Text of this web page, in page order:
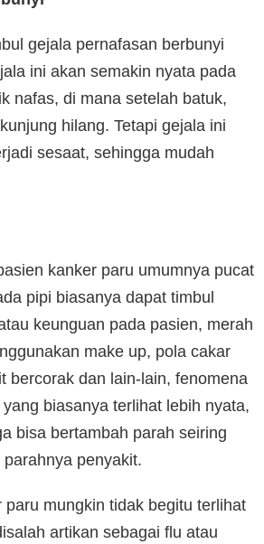
gejala pernafasan berbunyi
ini akan semakin nyata pada
nafas, di mana setelah batuk,
hilang. Tetapi gejala ini
sesaat, sehingga mudah
kanker paru umumnya pucat
pipi biasanya dapat timbul
keunguan pada pasien, merah
make up, pola cakar
bercorak dan lain-lain, fenomena
biasanya terlihat lebih nyata,
bisa bertambah parah seiring
penyakit.
paru mungkin tidak begitu terlihat
artikan sebagai flu atau